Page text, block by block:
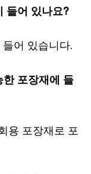
들어 있나요?
어 있습니다.
한 포장재에 들
용 포장재로 포